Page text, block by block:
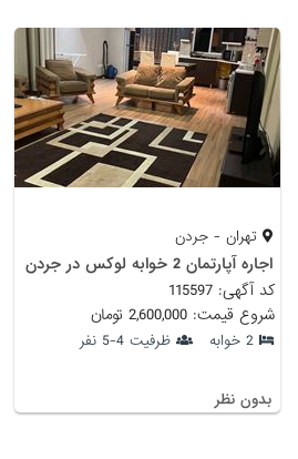
تهران - جردن
اجاره آپارتمان 2 خوابه لوکس در جردن
کد آگهی: 115597
شروع قیمت: 2,600,000 تومان
2 خوابه ظرفیت 4-5 نفر
بدون نظر